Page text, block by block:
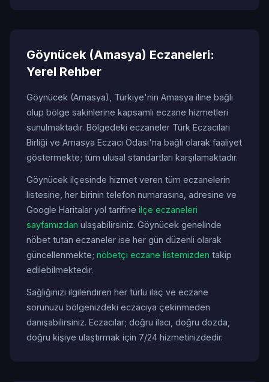
Göynücek (Amasya) Eczaneleri:
Yerel Rehber
Göynücek (Amasya), Türkiye'nin Amasya iline bağlı
olup bölge sakinlerine kapsamlı eczane hizmetleri
sunulmaktadır. Bölgedeki eczaneler Türk Eczacıları
Birliği ve Amasya Eczacı Odası'na bağlı olarak faaliyet
göstermekte; tüm ulusal standartları karşılamaktadır.
Göynücek ilçesinde hizmet veren tüm eczanelerin
listesine, her birinin telefon numarasına, adresine ve
Google Haritalar yol tarifine ilçe eczaneleri
sayfamızdan ulaşabilirsiniz. Göynücek genelinde
nöbet tutan eczaneler ise her gün düzenli olarak
güncellenmekte; nöbetçi eczane listemizden takip
edilebilmektedir.
Sağlığınızı ilgilendiren her türlü ilaç ve eczane
sorunuzu bölgenizdeki eczacıya çekinmeden
danışabilirsiniz. Eczacılar; doğru ilacı, doğru dozda,
doğru kişiye ulaştırmak için 7/24 hizmetinizdedir.